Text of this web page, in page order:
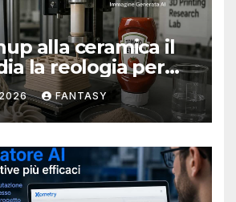
alla ceramica il
la reologia per
affidabile la
2026 FANTASY